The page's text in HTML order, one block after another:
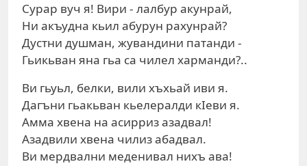
Сурар вуч я! Вири - лалбур акунрай,
Ни акъудна кьил абурун рахунрай?
Дустни душман, жувандини патанди -
Гьикьван яна гьа са чилел харманди?..
Ви гьуьл, белки, вили хъхьай иви я.
Дагъни гьакьван кьелералди кIеви я.
Амма хвена на асирриз азадвал!
Азадвили хвена чилиз абадвал.
Ви мердвални меденивал нихъ ава!